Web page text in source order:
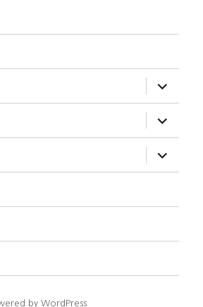
위
메
확
장
위
메
확
장
위
메
장
by WordPress